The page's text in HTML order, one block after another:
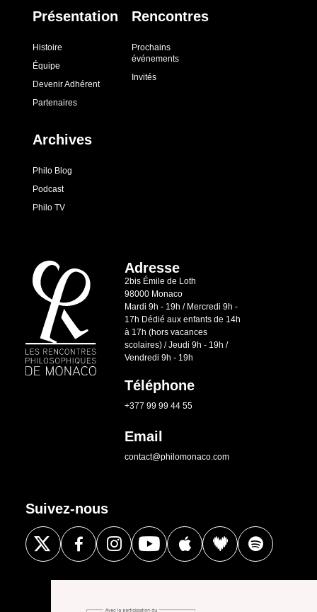
Présentation
Histoire
Équipe
Devenir Adhérent
Partenaires
Rencontres
Prochains
événements
Invités
Archives
Philo Blog
Podcast
Philo TV
Adresse
2bis Émile de Loth
98000 Monaco
Mardi 9h - 19h / Mercredi 9h -
17h Dédié aux enfants de 14h
à 17h (hors vacances
scolaires) / Jeudi 9h - 19h /
Vendredi 9h - 19h
Téléphone
+377 99 99 44 55
Email
contact@philomonaco.com
Suivez-nous